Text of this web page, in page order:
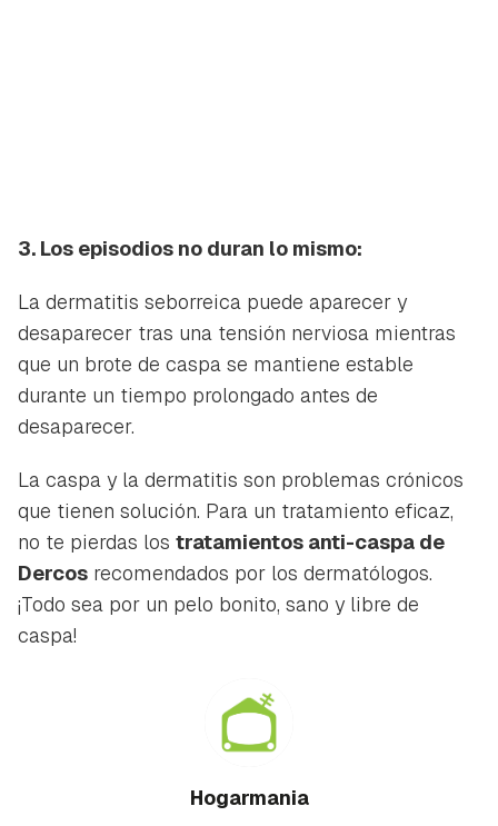
3. Los episodios no duran lo mismo:
La dermatitis seborreica puede aparecer y
desaparecer tras una tensión nerviosa mientras
que un brote de caspa se mantiene estable
durante un tiempo prolongado antes de
desaparecer.
La caspa y la dermatitis son problemas crónicos
que tienen solución. Para un tratamiento eficaz,
no te pierdas los tratamientos anti-caspa de
Dercos recomendados por los dermatólogos.
¡Todo sea por un pelo bonito, sano y libre de
caspa!
Hogarmania